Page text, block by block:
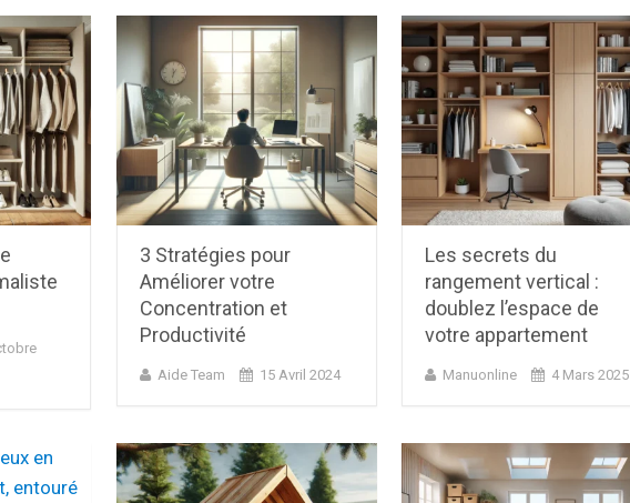
3 Stratégies pour
Améliorer votre
Concentration et
Productivité
Aide Team 15 Avril 2024
Les secrets du
rangement vertical :
doublez l’espace de
votre appartement
Manuonline 4 Mars 2025